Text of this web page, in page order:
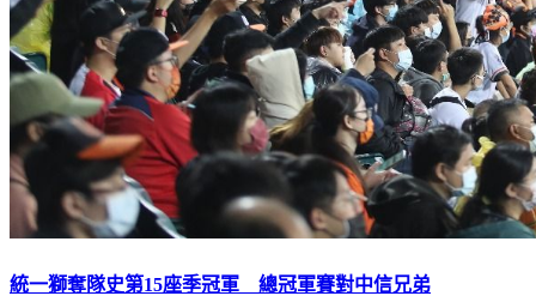
統一獅奪隊史第15座季冠軍 總冠軍賽對中信兄弟